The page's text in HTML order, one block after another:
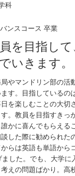
科
ンスコース 卒業
を目指して
いきます。
やマンドリン部の活
す。目指しているの
を楽しむことの大切
。教員を目指すきっ
かに喜んでもらえる
した際に勧められた
らは英語も単語から
した。でも、大学に
えの問題ばかり。高